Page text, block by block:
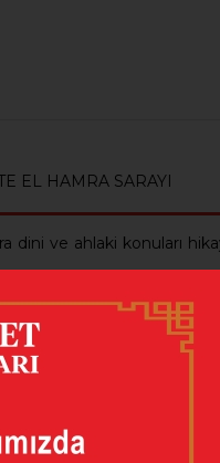
EL HAMRA SARAYI
dini ve ahlaki konuları
Gerçek ile hayalin
kim mi? Bu bilgi de